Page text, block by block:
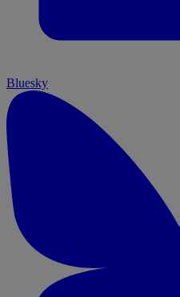
Bluesky